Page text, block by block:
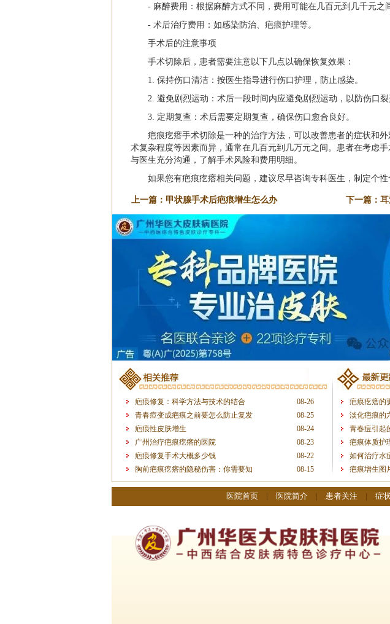
- 麻醉费用：根据麻醉方式不同，费用可能在几百元到几千元之
- 术后治疗费用：如感染防治、疤痕护理等。
手术后的注意事项
手术切除后，患者需要注意以下几点以确保恢复效果：
1. 保持伤口清洁：按医生指导进行伤口护理，防止感染。
2. 避免剧烈运动：术后一段时间内应避免剧烈运动，以防伤口裂
3. 定期复查：术后需要定期复查，确保伤口愈合良好。
疤痕疙瘩手术切除是一种的治疗方法，可以改善患者的症状和
术复杂程度等因素而异，通常在几百元到几万元之间。患者在考虑
与医生充分沟通，了解手术风险和费用明细。
如果您有疤痕疙瘩相关问题，建议尽早咨询专科医生，制定个性
下一篇：
上一篇： 甲状腺手术后疤痕增生怎么办
08-26
疤痕修复：科学方法与技术的结合
08-25
青春痘变成疤痕之前要怎么防止复发
08-24
疤痕性皮肤增生
08-23
广州治疗疤痕疙瘩的医院
08-22
疤痕修复手术大概多少钱
08-15
胸前疤痕疙瘩的隐秘伤害：你需要知
疤痕疙瘩的
淡化疤痕的
青春痘引起
疤痕体质护
如何治疗水
疤痕增生图
医院首页 | 医院简介 | 患者关注 | 症